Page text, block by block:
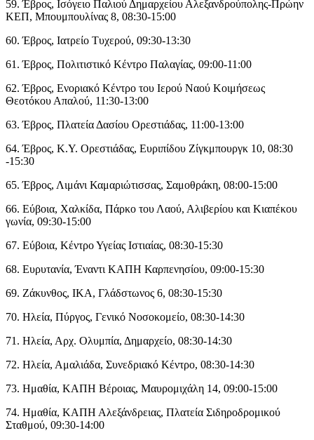
59. Έβρος, Ισόγειο Παλιού Δημαρχείου Αλεξανδρούπολης-Πρώην
ΚΕΠ, Μπουμπουλίνας 8, 08:30-15:00
60. Έβρος, Ιατρείο Τυχερού, 09:30-13:30
61. Έβρος, Πολιτιστικό Κέντρο Παλαγίας, 09:00-11:00
62. Έβρος, Ενοριακό Κέντρο του Ιερού Ναού Κοιμήσεως
Θεοτόκου Απαλού, 11:30-13:00
63. Έβρος, Πλατεία Δασίου Ορεστιάδας, 11:00-13:00
64. Έβρος, Κ.Υ. Ορεστιάδας, Ευριπίδου Ζίγκμπουργκ 10, 08:30
-15:30
65. Έβρος, Λιμάνι Καμαριώτισσας, Σαμοθράκη, 08:00-15:00
66. Εύβοια, Χαλκίδα, Πάρκο του Λαού, Αλιβερίου και Κιαπέκου
γωνία, 09:30-15:00
67. Εύβοια, Κέντρο Υγείας Ιστιαίας, 08:30-15:30
68. Ευρυτανία, Έναντι ΚΑΠΗ Καρπενησίου, 09:00-15:30
69. Ζάκυνθος, ΙΚΑ, Γλάδστωνος 6, 08:30-15:30
70. Ηλεία, Πύργος, Γενικό Νοσοκομείο, 08:30-14:30
71. Ηλεία, Αρχ. Ολυμπία, Δημαρχείο, 08:30-14:30
72. Ηλεία, Αμαλιάδα, Συνεδριακό Κέντρο, 08:30-14:30
73. Ημαθία, ΚΑΠΗ Βέροιας, Μαυρομιχάλη 14, 09:00-15:00
74. Ημαθία, ΚΑΠΗ Αλεξάνδρειας, Πλατεία Σιδηροδρομικού
Σταθμού, 09:30-14:00